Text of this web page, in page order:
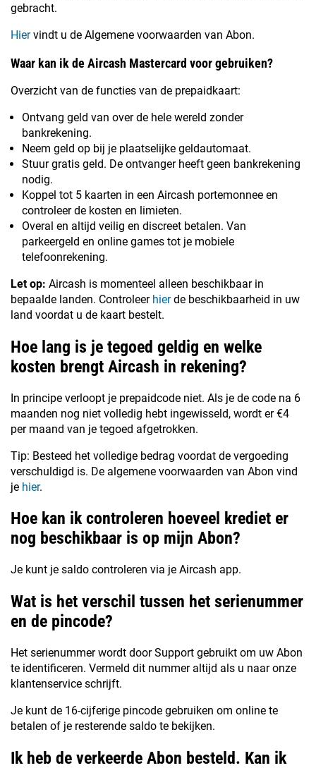
gebracht.
Hiervindt u de Algemene voorwaarden van Abon.
Waar kan ik de Aircash Mastercard voor gebruiken?
Overzicht van de functies van de prepaidkaart:
Ontvang geld van over de hele wereld zonder
bankrekening.
Neem geld op bij je plaatselijke geldautomaat.
Stuur gratis geld. De ontvanger heeft geen bankrekening
nodig.
Koppel tot 5 kaarten in een Aircash portemonnee en
controleer de kosten en limieten.
Overal en altijd veilig en discreet betalen. Van
parkeergeld en online games tot je mobiele
telefoonrekening.
Let op: Aircash is momenteel alleen beschikbaar in
bepaalde landen. Controleer hierde beschikbaarheid in uw
land voordat u de kaart bestelt.
Hoe lang is je tegoed geldig en welke
kosten brengt Aircash in rekening?
In principe verloopt je prepaidcode niet. Als je de code na 6
maanden nog niet volledig hebt ingewisseld, wordt er €4
per maand van je tegoed afgetrokken.
Tip: Besteed het volledige bedrag voordat de vergoeding
verschuldigd is. De algemene voorwaarden van Abon vind
je hier.
Hoe kan ik controleren hoeveel krediet er
nog beschikbaar is op mijn Abon?
Je kunt je saldo controleren via je Aircash app.
Wat is het verschil tussen het serienummer
en de pincode?
Het serienummer wordt door Support gebruikt om uw Abon
te identificeren. Vermeld dit nummer altijd als u naar onze
klantenservice schrijft.
Je kunt de 16-cijferige pincode gebruiken om online te
betalen of je resterende saldo te bekijken.
Ik heb de verkeerde Abon besteld. Kan ik